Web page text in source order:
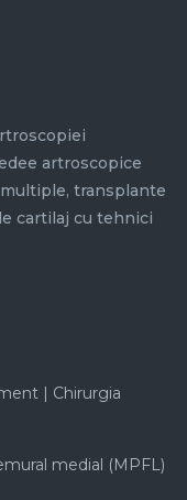
artroscopice
transplante
cartilaj cu tehnici
| Chirurgia
medial (MPFL)